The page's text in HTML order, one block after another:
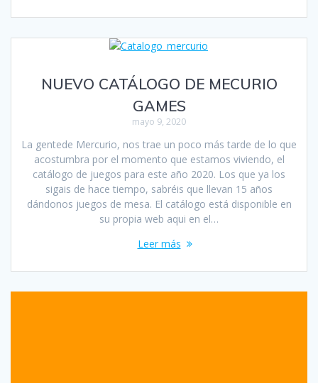
NUEVO CATÁLOGO DE MECURIO
GAMES
mayo 9, 2020
La gentede Mercurio, nos trae un poco más tarde de lo que
acostumbra por el momento que estamos viviendo, el
catálogo de juegos para este año 2020. Los que ya los
sigais de hace tiempo, sabréis que llevan 15 años
dándonos juegos de mesa. El catálogo está disponible en
su propia web aqui en el…
Leer más